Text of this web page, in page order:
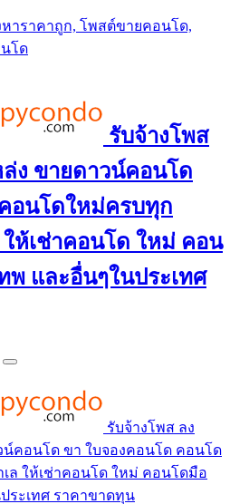
หาราคาถูก, โพสต์ขายคอนโด,
โด
รับจ้างโพส
ง ขายดาวน์คอนโด
อนโดใหม่ครบทุก
ให้เช่าคอนโด ใหม่ คอน
พ และอื่นๆในประเทศ
รับจ้างโพส ลง
น์คอนโด ขา ใบจองคอนโด คอนโด
ล ให้เช่าคอนโด ใหม่ คอนโดมือ
ระเทศ ราคาขาดทุน